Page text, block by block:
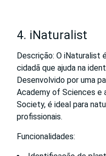
4. iNaturalist
Descrição: O iNaturalist
cidadã que ajuda na
Desenvolvido por uma
Academy of Sciences e
Society, é ideal para
profissionais.
Funcionalidades: